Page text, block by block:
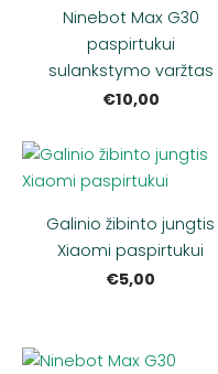
Ninebot Max G30
paspirtukui
sulankstymo varžtas
€10,00
Galinio žibinto jungtis
Xiaomi paspirtukui
€5,00